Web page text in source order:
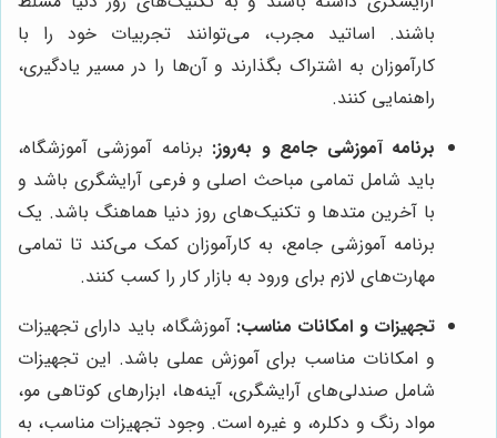
باشند. اساتید مجرب، می‌توانند تجربیات خود را با
کارآموزان به اشتراک بگذارند و آن‌ها را در مسیر یادگیری،
راهنمایی کنند.
برنامه آموزشی جامع و به‌روز: برنامه آموزشی آموزشگاه،
باید شامل تمامی مباحث اصلی و فرعی آرایشگری باشد و
با آخرین متدها و تکنیک‌های روز دنیا هماهنگ باشد. یک
برنامه آموزشی جامع، به کارآموزان کمک می‌کند تا تمامی
مهارت‌های لازم برای ورود به بازار کار را کسب کنند.
تجهیزات و امکانات مناسب: آموزشگاه، باید دارای تجهیزات
و امکانات مناسب برای آموزش عملی باشد. این تجهیزات
شامل صندلی‌های آرایشگری، آینه‌ها، ابزارهای کوتاهی مو،
مواد رنگ و دکلره، و غیره است. وجود تجهیزات مناسب، به